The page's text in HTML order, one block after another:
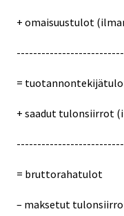
+ omaisuustulot
=
+ saadut tulonsiirrot
= bruttorahatulot
– maksetut